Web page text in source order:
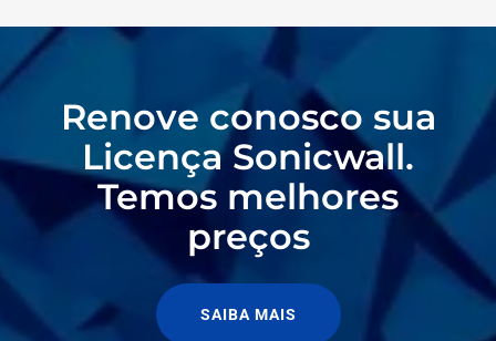
Renove conosco sua
Licença Sonicwall.
Temos melhores
preços
SAIBA MAIS